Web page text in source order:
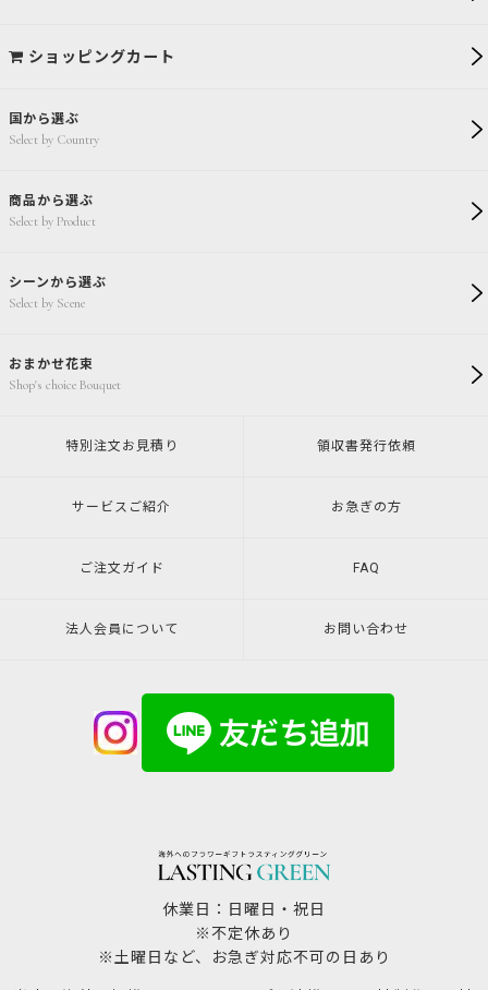
国から選ぶ
Select by Country
商品から選ぶ
Select by Product
シーンから選ぶ
Select by Scene
おまかせ花束
Shop's choice Bouquet
ショッピングカート
特別注文 お見積り 領収書発行依頼
サービスご紹介 お急ぎの方
ご注文ガイド FAQ
法人会員について お問い合わせ
休業日：日曜日・祝日
※不定休あり
※土曜日など、お急ぎ対応不可の日あり